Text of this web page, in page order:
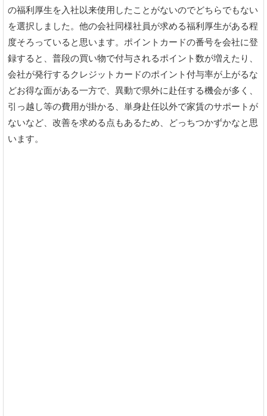
の福利厚生を入社以来使用したことがないのでどちらでもない
を選択しました。他の会社同様社員が求める福利厚生がある程
度そろっていると思います。ポイントカードの番号を会社に登
録すると、普段の買い物で付与されるポイント数が増えたり、
会社が発行するクレジットカードのポイント付与率が上がるな
どお得な面がある一方で、異動で県外に赴任する機会が多く、
引っ越し等の費用が掛かる、単身赴任以外で家賃のサポートが
ないなど、改善を求める点もあるため、どっちつかずかなと思
います。